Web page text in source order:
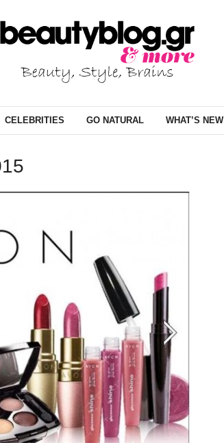
CELEBRITIES GO NATURAL WHAT’S NEW